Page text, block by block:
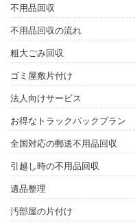
不用品回収
不用品回収の流れ
粗大ごみ回収
ゴミ屋敷片付け
法人向けサービス
お得なトラックパックプラン
全国対応の郵送不用品回収
引越し時の不用品回収
遺品整理
汚部屋の片付け